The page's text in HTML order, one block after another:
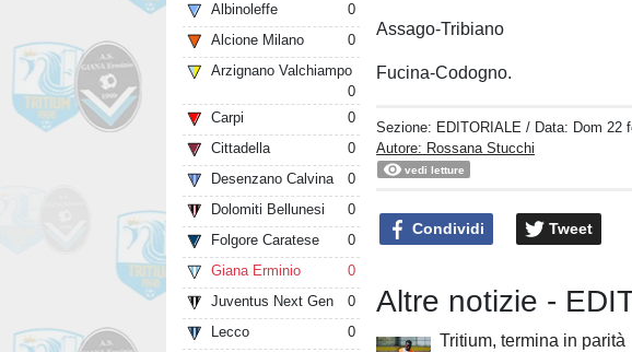
Albinoleffe
0
Alcione Milano
0
Arzignano Valchiampo
0
Carpi
0
Cittadella
0
Desenzano Calvina
0
Dolomiti Bellunesi
0
Folgore Caratese
0
Giana Erminio
0
Juventus Next Gen
0
Lecco
0
Assago-Tribiano
Fucina-Codogno.
Sezione: EDITORIALE / Data: Dom 22
Autore: Rossana Stucchi
vedi letture
Condividi Tweet
Altre notizie -
Tritium, termina in parità